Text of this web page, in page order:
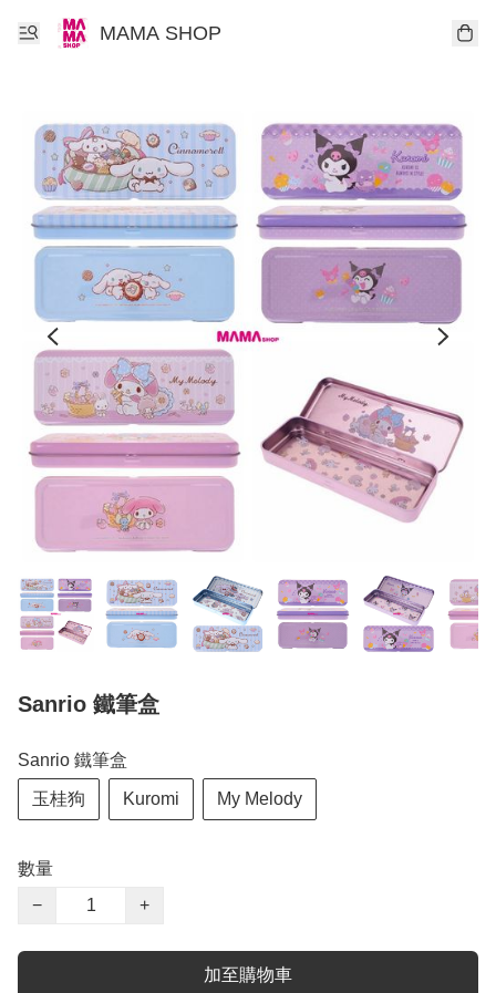
MAMA SHOP
Sanrio 鐵筆盒
Sanrio 鐵筆盒
玉桂狗 Kuromi My Melody
數量
−
+
加至購物車